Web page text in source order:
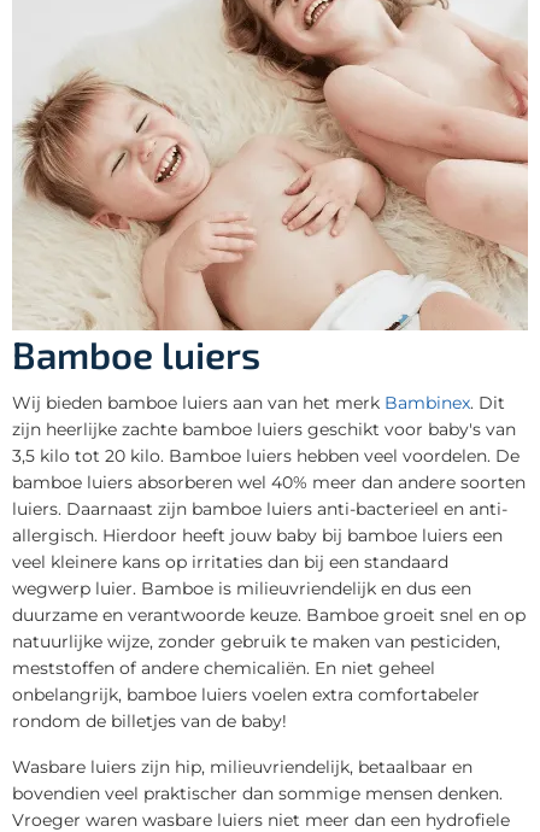
Bamboe luiers
Wij bieden bamboe luiers aan van het merk Bambinex. Dit
zijn heerlijke zachte bamboe luiers geschikt voor baby's van
3,5 kilo tot 20 kilo. Bamboe luiers hebben veel voordelen. De
bamboe luiers absorberen wel 40% meer dan andere soorten
luiers. Daarnaast zijn bamboe luiers anti-bacterieel en anti-
allergisch. Hierdoor heeft jouw baby bij bamboe luiers een
veel kleinere kans op irritaties dan bij een standaard
wegwerp luier. Bamboe is milieuvriendelijk en dus een
duurzame en verantwoorde keuze. Bamboe groeit snel en op
natuurlijke wijze, zonder gebruik te maken van pesticiden,
meststoffen of andere chemicaliën. En niet geheel
onbelangrijk, bamboe luiers voelen extra comfortabeler
rondom de billetjes van de baby!
Wasbare luiers zijn hip, milieuvriendelijk, betaalbaar en
bovendien veel praktischer dan sommige mensen denken.
Vroeger waren wasbare luiers niet meer dan een hydrofiele